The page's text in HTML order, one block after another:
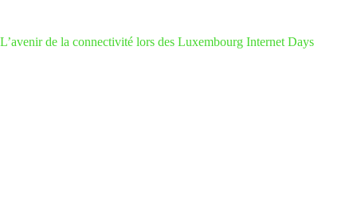
L’avenir de la connectivité lors des Luxembourg Internet Days